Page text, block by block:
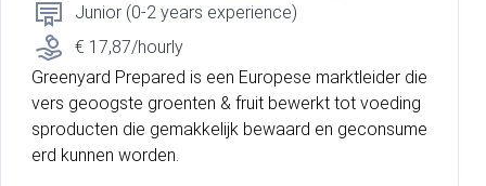
Junior (0-2 years experience)
€ 17,87/hourly
Greenyard Prepared is een Europese marktleider die
vers geoogste groenten & fruit bewerkt tot voeding
sproducten die gemakkelijk bewaard en geconsume
erd kunnen worden.